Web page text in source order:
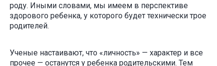
роду. Иными словами, мы имеем в перспективе
здорового ребенка, у которого будет технически трое
родителей.
Ученые настаивают, что «личность» — характер и все
прочее — останутся у ребенка родительскими. Тем